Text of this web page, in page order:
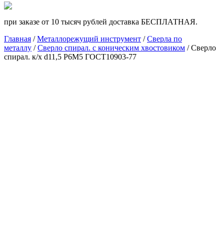
при заказе от 10 тысяч рублей доставка БЕСПЛАТНАЯ.
Главная /Металлорежущий инструмент /Сверла по
металлу /Сверло спирал. с коническим хвостовиком / Сверло
спирал. к/х d11,5 Р6М5 ГОСТ10903-77